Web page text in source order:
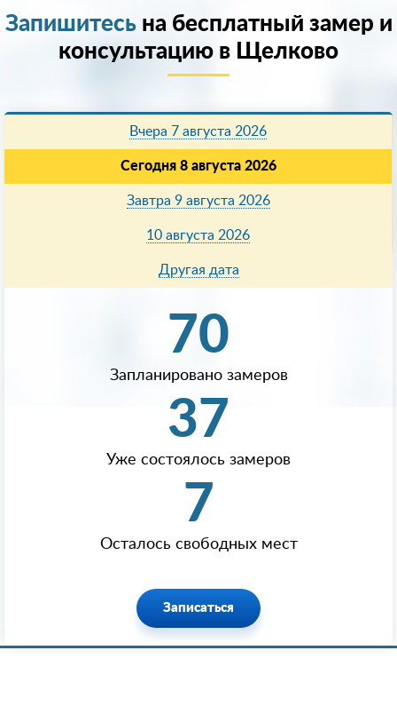
Запишитесьна бесплатный замер и
консультацию в Щелково
Вчера 7 августа 2026
Сегодня 8 августа 2026
Завтра 9 августа 2026
10 августа 2026
Другая дата
70
Запланировано замеров
37
Уже состоялось замеров
7
Осталось свободных мест
Записаться